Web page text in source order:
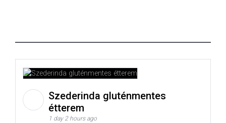
Szederinda gluténmentes
étterem
1 day 2 hours ago